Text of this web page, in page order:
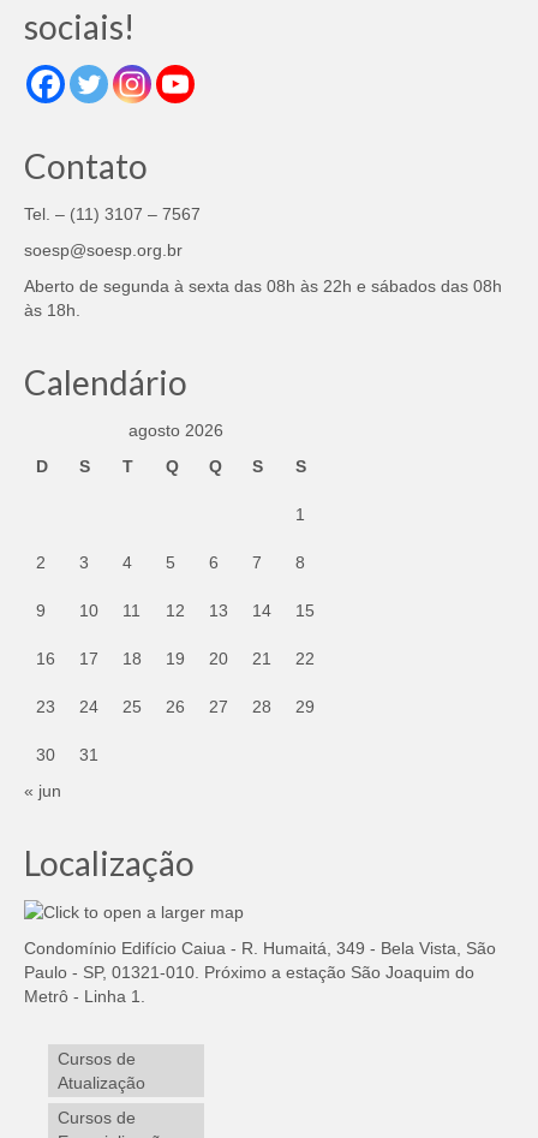
sociais!
Contato
Tel. – (11) 3107 – 7567
soesp@soesp.org.br
Aberto de segunda à sexta das 08h às 22h e sábados das 08h
às 18h.
Calendário
agosto 2026
D
S T Q Q S S
1
2 3 4 5 6 7 8
9 10 11 12 13 14 15
16 17 18 19 20 21 22
23 24 25 26 27 28 29
30
31
« jun
Localização
Condomínio Edifício Caiua - R. Humaitá, 349 - Bela Vista, São
Paulo - SP, 01321-010. Próximo a estação São Joaquim do
Metrô - Linha 1.
Cursos de
Atualização
Cursos de